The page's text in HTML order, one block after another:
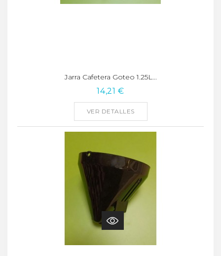
Jarra Cafetera Goteo 1.25L...
14,21 €
VER DETALLES